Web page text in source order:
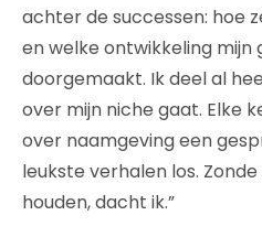
achter de successen: hoe
en welke ontwikkeling mijn
doorgemaakt. Ik deel al
over mijn niche gaat. Elke
over naamgeving een
leukste verhalen los.
houden, dacht ik.”